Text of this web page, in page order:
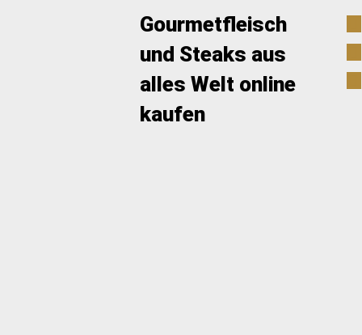
Gourmetfleisch
und Steaks aus
alles Welt online
kaufen